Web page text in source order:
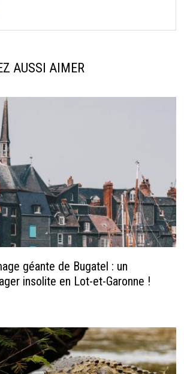
AUSSI AIMER
géante de Bugatel : un
insolite en Lot-et-Garonne !